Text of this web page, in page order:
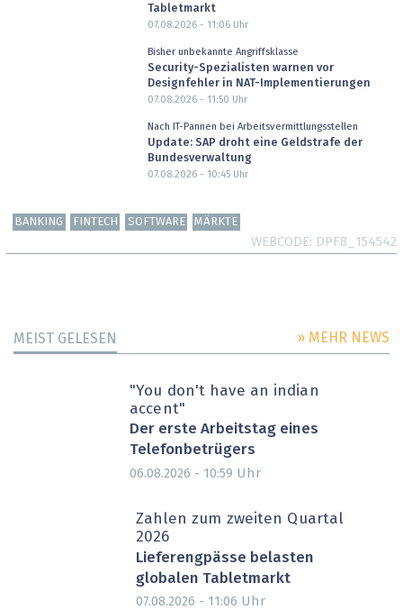
Tabletmarkt
07.08.2026 - 11:06Uhr
Bisher unbekannte Angriffsklasse
Security-Spezialisten warnen vor
Designfehler in NAT-Implementierungen
07.08.2026 - 11:50 Uhr
Nach IT-Pannen bei Arbeitsvermittlungsstellen
Update: SAP droht eine Geldstrafe der
Bundesverwaltung
07.08.2026 - 10:45Uhr
BANKING FINTECH SOFTWARE MÄRKTE
WEBCODE DPF8_154542
MEIST GELESEN » MEHR NEWS
"You don't have an indian
accent"
Der erste Arbeitstag eines
Telefonbetrügers
06.08.2026 - 10:59 Uhr
Zahlen zum zweiten Quartal
2026
Lieferengpässe belasten
globalen Tabletmarkt
07.08.2026 - 11:06 Uhr